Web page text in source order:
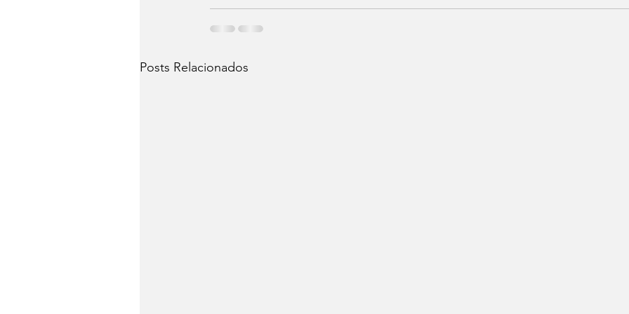
Posts Relacionados